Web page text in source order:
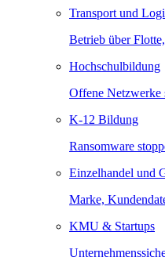
Transport und
Betrieb über
Hochschulbildung
Offene Netzwerke
K-12 Bildung
Ransomware
Einzelhandel und
Marke,
KMU & Startups